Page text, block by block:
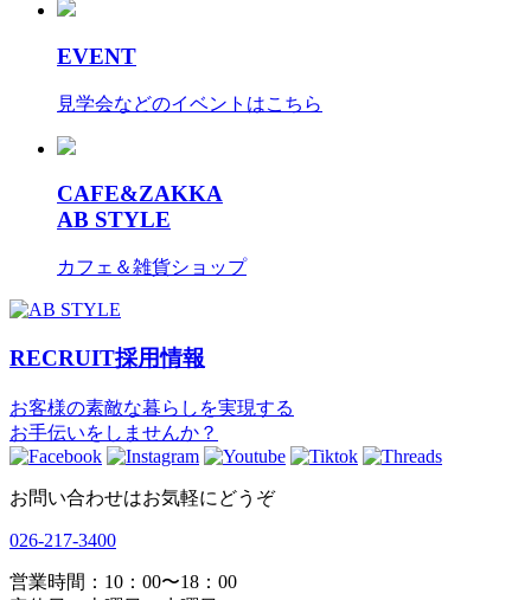
EVENT
見学会などのイベントはこちら
CAFE&ZAKKA
AB STYLE
カフェ＆雑貨ショップ
RECRUIT採用情報
お客様の素敵な暮らしを実現する
お手伝いをしませんか？
お問い合わせはお気軽にどうぞ
026-217-3400
営業時間：10：00〜18：00